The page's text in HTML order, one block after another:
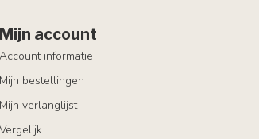
Mijn account
Account informatie
Mijn bestellingen
Mijn verlanglijst
Vergelijk